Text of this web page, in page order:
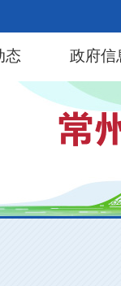
态 政府信